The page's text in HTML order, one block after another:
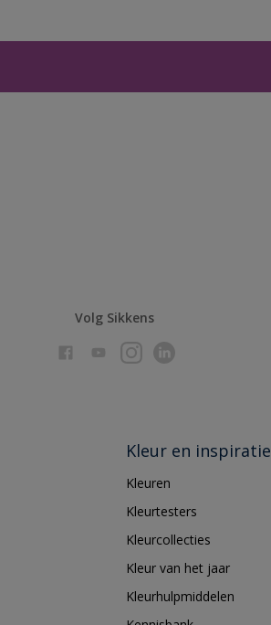
Volg Sikkens
Kleur en inspiratie
Kleuren
Kleurtesters
Kleurcollecties
Kleur van het jaar
Kleurhulpmiddelen